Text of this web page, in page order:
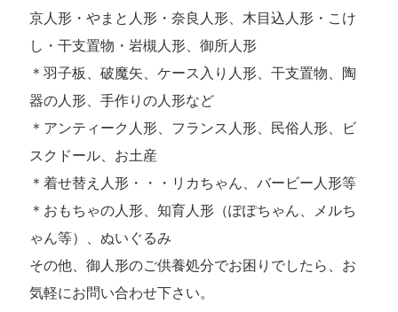
京人形・やまと人形・奈良人形、木目込人形・こけ
し・干支置物・岩槻人形、御所人形
＊羽子板、破魔矢、ケース入り人形、干支置物、陶
器の人形、手作りの人形など
＊アンティーク人形、フランス人形、民俗人形、ビ
スクドール、お土産
＊着せ替え人形・・・リカちゃん、バービー人形等
＊おもちゃの人形、知育人形（ぽぽちゃん、メルち
ゃん等）、ぬいぐるみ
その他、御人形のご供養処分でお困りでしたら、お
気軽にお問い合わせ下さい。